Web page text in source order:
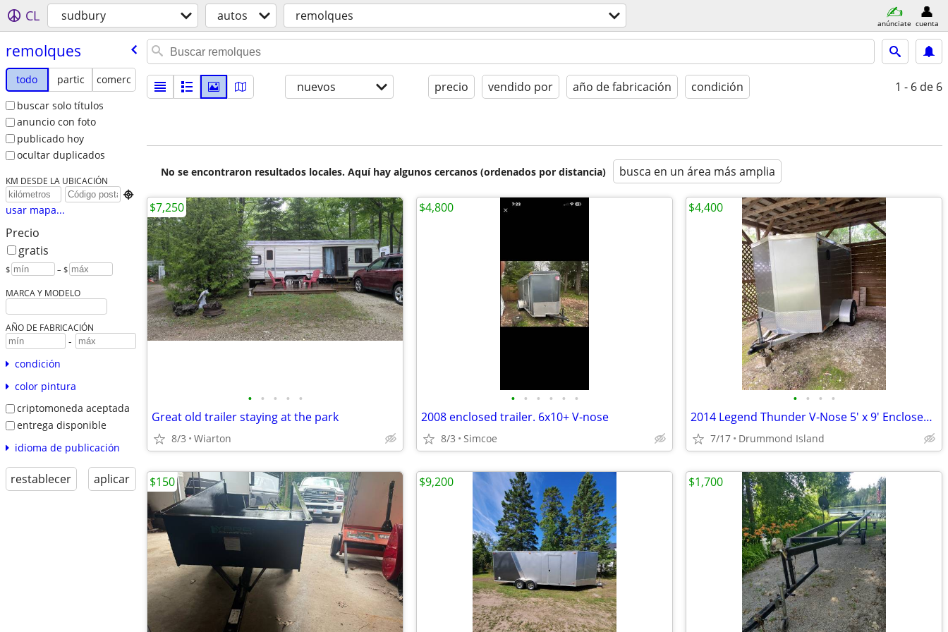
CL sudbury autos remolques anúnciate cuenta
remolques
todo partic
comerc
buscar solo títulos
anuncio con foto
publicado hoy
ocultar duplicados
KM DESDE LA UBICACIÓN

usar mapa...
Precio
gratis
$ – $
MARCA Y MODELO
AÑO DE FABRICACIÓN
-
condición
color pintura
criptomoneda aceptada
entrega disponible
idioma de publicación
restablecer aplicar
nuevos precio vendido por año de fabricación condición 1 - 6 de 6
No se encontraron resultados locales. Aquí hay algunos cercanos (ordenados por distancia) busca en un área más amplia
• • • • •
Great old trailer staying at the park
8/3 Wiarton
$7,250
• • • • • •
2008 enclosed trailer. 6x10+ V-nose
8/3 Simcoe
$4,800
• • • •
2014 Legend Thunder V-Nose 5' x 9' Enclosed Cargo Trailer - $4,400 (Dr
7/17 Drummond Island
$4,400
$150 $9,200 $1,700